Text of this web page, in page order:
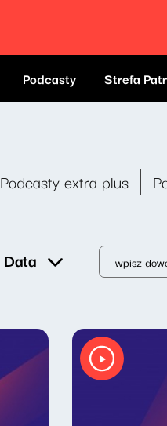
Podcasty Strefa
Podcasty extra plus
Data